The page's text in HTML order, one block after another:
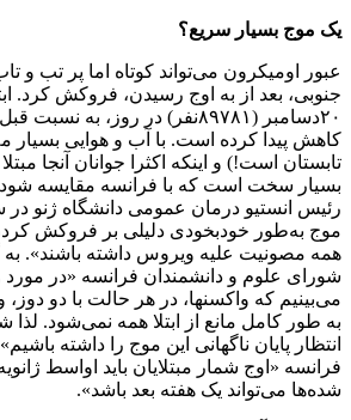
یک موج بسیار سریع؟
عبور اومیکرون می‌تواند کوتاه اما پر تب و
کاهش پیدا کرده است. با آب و هوایی بسیار
تابستان است!) و اینکه اکثرا جوانان آنجا
بسیار سخت است که با فرانسه مقایسه شود.
رئیس انستیو درمان عمومی دانشگاه ژنو
موج به‌طور خودبخودی دلیلی بر فروکش
همه مصونیت علیه ویروس داشته باشند». به
شورای علوم و دانشمندان فرانسه «در
می‌بینیم که واکسنها، در هر حالت با دو
به طور کامل مانع از ابتلا همه نمی‌شود.
انتظار پایان ناگهانی این موج را داشته
فرانسه «اوج شمار مبتلایان باید اواسط
شده‌ها می‌تواند یک هفته بعد باشد».